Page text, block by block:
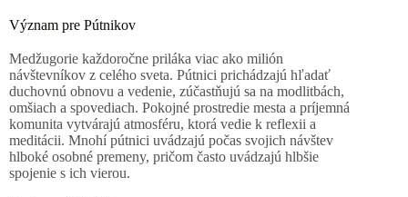
Význam pre Pútnikov
Medžugorie každoročne priláka viac ako milión
návštevníkov z celého sveta. Pútnici prichádzajú hľadať
duchovnú obnovu a vedenie, zúčastňujú sa na modlitbách,
omšiach a spovediach. Pokojné prostredie mesta a príjemná
komunita vytvárajú atmosféru, ktorá vedie k reflexii a
meditácii. Mnohí pútnici uvádzajú počas svojich návštev
hlboké osobné premeny, pričom často uvádzajú hlbšie
spojenie s ich vierou.